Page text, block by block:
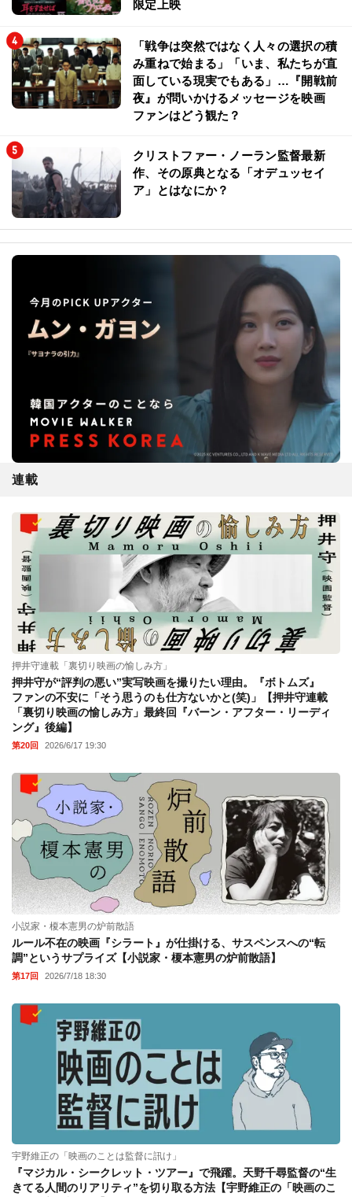
限定上映
「戦争は突然ではなく人々の選択の積
み重ねで始まる」「いま、私たちが直
面している現実でもある」…『開戦前
夜』が問いかけるメッセージを映画
ファンはどう観た？
クリストファー・ノーラン監督最新
作、その原典となる「オデュッセイ
ア」とはなにか？
連載
押井守連載「裏切り映画の愉しみ方」
押井守が“評判の悪い”実写映画を撮りたい理由。『ボトムズ』
ファンの不安に「そう思うのも仕方ないかと(笑)」【押井守連載
「裏切り映画の愉しみ方」最終回『バーン・アフター・リーディ
ング』後編】
第20回 2026/6/17 19:30
小説家・榎本憲男の炉前散語
ルール不在の映画『シラート』が仕掛ける、サスペンスへの“転
調”というサプライズ【小説家・榎本憲男の炉前散語】
第17回 2026/7/18 18:30
宇野維正の「映画のことは監督に訊け」
『マジカル・シークレット・ツアー』で飛躍。天野千尋監督の“生
きてる人間のリアリティ”を切り取る方法【宇野維正の「映画のこ